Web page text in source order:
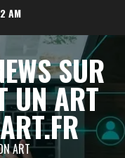
AM
SUR
UN ART
ART